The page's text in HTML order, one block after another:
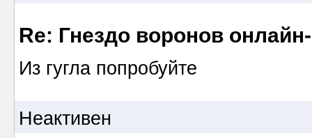
Re: Гнездо воронов
Из гугла попробуйте
Неактивен